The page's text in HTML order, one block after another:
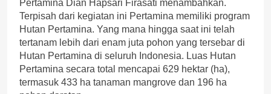
Pertamina Dian Hapsari Firasati menambahkan.
Terpisah dari kegiatan ini Pertamina memiliki program
Hutan Pertamina. Yang mana hingga saat ini telah
tertanam lebih dari enam juta pohon yang tersebar di
Hutan Pertamina di seluruh Indonesia. Luas Hutan
Pertamina secara total mencapai 629 hektar (ha),
termasuk 433 ha tanaman mangrove dan 196 ha